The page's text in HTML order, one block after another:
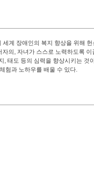
계 장애인의 복지 향상을 위해
의, 자녀가 스스로 노력하도록 이
태도 등의 심력을 향상시키는 것
험과 노하우를 배울 수 있다.